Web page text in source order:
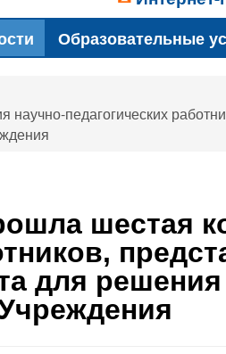
Образовательные
педагогических
шестая
для